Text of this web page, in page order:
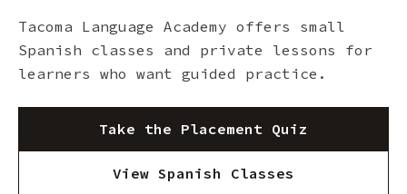
Tacoma Language Academy offers small
Spanish classes and private lessons for
learners who want guided practice.
Take the Placement Quiz
View Spanish Classes